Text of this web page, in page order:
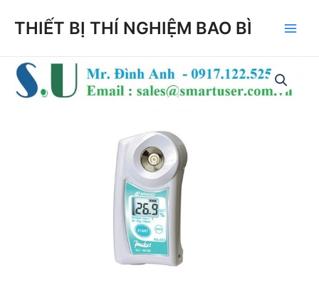
THIẾT BỊ THÍ NGHIỆM BAO BÌ